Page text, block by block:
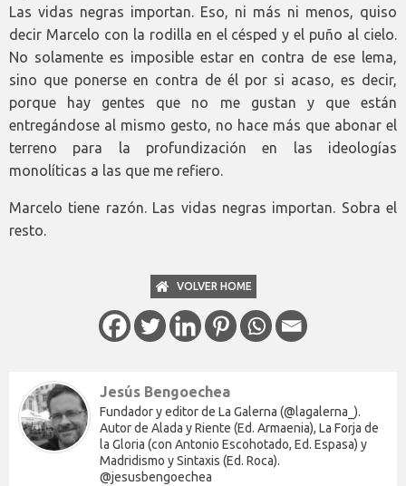
Las vidas negras importan. Eso, ni más ni menos, quiso
decir Marcelo con la rodilla en el césped y el puño al cielo.
No solamente es imposible estar en contra de ese lema,
sino que ponerse en contra de él por si acaso, es decir,
porque hay gentes que no me gustan y que están
entregándose al mismo gesto, no hace más que abonar el
terreno para la profundización en las ideologías
monolíticas a las que me refiero.
Marcelo tiene razón. Las vidas negras importan. Sobra el
resto.
VOLVER HOME
Jesús Bengoechea
Fundador y editor de La Galerna (@lagalerna_).
Autor de Alada y Riente (Ed. Armaenia), La Forja de
la Gloria (con Antonio Escohotado, Ed. Espasa) y
Madridismo y Sintaxis (Ed. Roca).
@jesusbengoechea